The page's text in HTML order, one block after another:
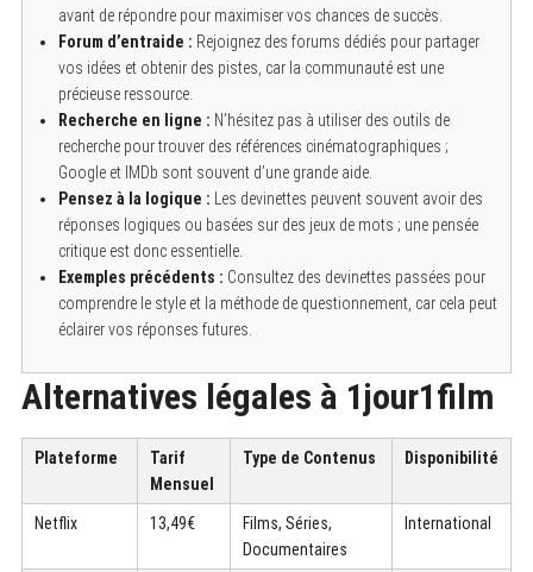
avant de répondre pour maximiser vos chances de succès.
Forum d’entraide : Rejoignez des forums dédiés pour partager
vos idées et obtenir des pistes, car la communauté est une
précieuse ressource.
Recherche en ligne : N’hésitez pas à utiliser des outils de
recherche pour trouver des références cinématographiques ;
Google et IMDb sont souvent d’une grande aide.
Pensez à la logique : Les devinettes peuvent souvent avoir des
réponses logiques ou basées sur des jeux de mots ; une pensée
critique est donc essentielle.
Exemples précédents : Consultez des devinettes passées pour
comprendre le style et la méthode de questionnement, car cela peut
éclairer vos réponses futures.
Alternatives légales à 1jour1film
Plateforme
Tarif
Mensuel
Type de Contenus Disponibilité
Netflix 13,49€
Films, Séries,
Documentaires
International